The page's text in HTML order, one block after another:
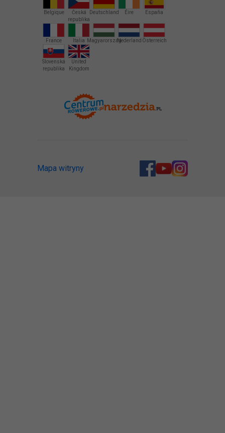
Belgique
Česká
republika
Deutschland Éire España
France Italia MagyarországNederland Österreich
Slovenská
republika
United
Kingdom
Mapa witryny